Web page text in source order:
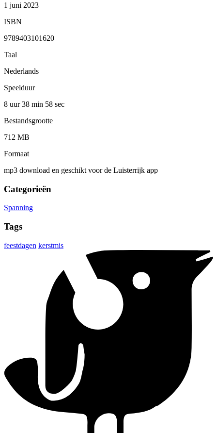
1 juni 2023
ISBN
9789403101620
Taal
Nederlands
Speelduur
8 uur 38 min 58 sec
Bestandsgrootte
712 MB
Formaat
mp3 download en geschikt voor de Luisterrijk app
Categorieën
Spanning
Tags
feestdagen kerstmis